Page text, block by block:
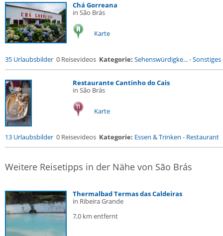
Chá Gorreana
in São Brás
Karte
35 Urlaubsbilder 0 Reisevideos Kategorie: Sehenswürdigke...-
Restaurante Cantinho do Cais
in São Brás
Karte
13 Urlaubsbilder 0 Reisevideos Kategorie: Essen & Trinken - Restaurant
Weitere Reisetipps in der Nähe von São Brás
Thermalbad Termas das Caldeiras
in Ribeira Grande
7,0 km entfernt